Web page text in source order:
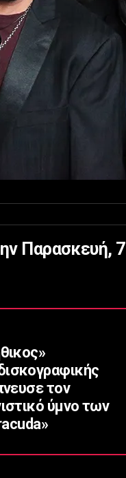
Παρασκευή, 7
τον
ύμνο των